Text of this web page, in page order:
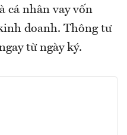
cá nhân vay vốn
doanh. Thông tư
từ ngày ký.